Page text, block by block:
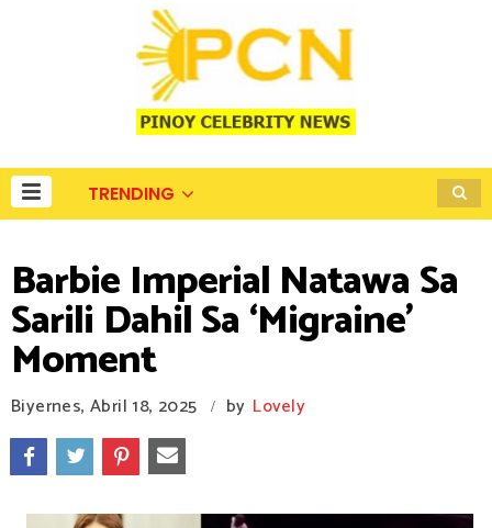
TRENDING
Barbie Imperial Natawa Sa
Sarili Dahil Sa ‘Migraine’
Moment
Biyernes, Abril 18, 2025 / by Lovely